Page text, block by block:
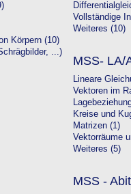
Körpern (10)
...)
Vollständige
Weiteres (10)
MSS- LA/
Lineare
Vektoren im
Kreise und
Matrizen (1)
Vektorräume
Weiteres (5)
MSS -